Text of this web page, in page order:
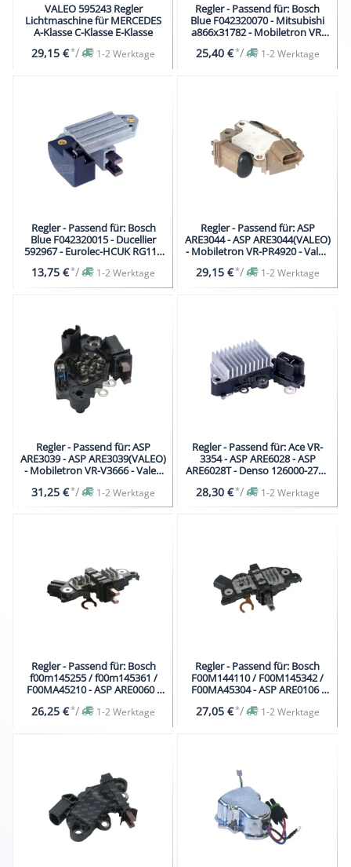
VALEO 595243 Regler
Lichtmaschine für MERCEDES
A-Klasse C-Klasse E-Klasse
29,15 €*/ 1-2 Werktage
Regler - Passend für: Bosch
Blue F042320070 - Mitsubishi
a866x31782 - Mobiletron VR-
Unipoint Bosch F042A20070
25,40 €*/ 1-2 Werktage
Regler - Passend für: Bosch
Blue F042320015 - Ducellier
592967 - Eurolec-HCUK RG11 -
13,75 €*/ 1-2 Werktage
Regler - Passend für: ASP
ARE3044 - ASP ARE3044(VALEO)
- Mobiletron VR-PR4920 - Valeo
29,15 €*/ 1-2 Werktage
Regler - Passend für: ASP
ARE3039 - ASP ARE3039(VALEO)
- Mobiletron VR-V3666 - Valeo
31,25 €*/ 1-2 Werktage
Regler - Passend für: Ace VR-
3354 - ASP ARE6028 - ASP
ARE6028T - Denso 126000-2730
28,30 €*/ 1-2 Werktage
Regler - Passend für: Bosch
f00m145255 / f00m145361 /
F00MA45210 - ASP ARE0060 -
26,25 €*/ 1-2 Werktage
Regler - Passend für: Bosch
F00M144110 / F00M145342 /
F00MA45304 - ASP ARE0106 -
27,05 €*/ 1-2 Werktage